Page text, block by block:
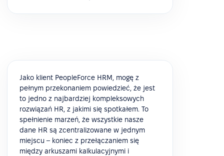
Jako klient PeopleForce HRM, mogę z
pełnym przekonaniem powiedzieć, że jest
to jedno z najbardziej kompleksowych
rozwiązań HR, z jakimi się spotkałem. To
spełnienie marzeń, że wszystkie nasze
dane HR są zcentralizowane w jednym
miejscu – koniec z przełączaniem się
między arkuszami kalkulacyjnymi i